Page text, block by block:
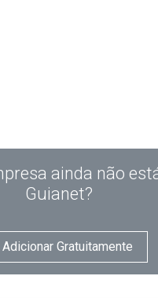
ainda não
Guianet?
Adicionar Gratuitamente